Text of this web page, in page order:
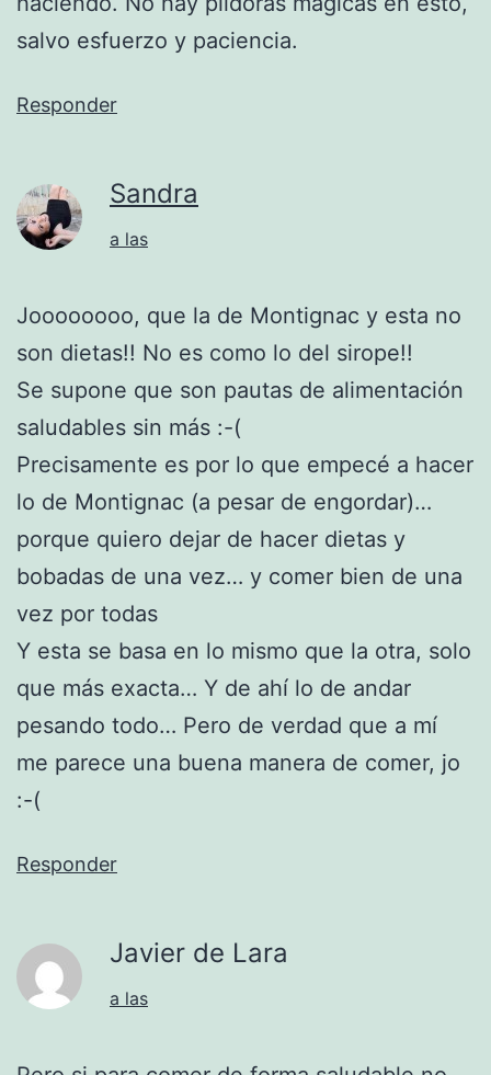
salvo esfuerzo y paciencia.
Responder
Sandra
a las
Joooooooo, que la de Montignac y esta no
son dietas!! No es como lo del sirope!!
Se supone que son pautas de alimentación
saludables sin más :-(
Precisamente es por lo que empecé a hacer
lo de Montignac (a pesar de engordar)…
porque quiero dejar de hacer dietas y
bobadas de una vez… y comer bien de una
vez por todas
Y esta se basa en lo mismo que la otra, solo
que más exacta… Y de ahí lo de andar
pesando todo… Pero de verdad que a mí
me parece una buena manera de comer, jo
:-(
Responder
Javier de Lara
a las